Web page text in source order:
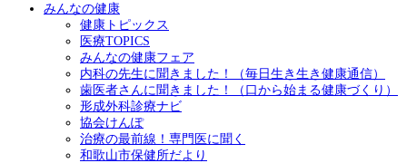
みんなの健康
健康トピックス
医療TOPICS
みんなの健康フェア
内科の先生に聞きました！（毎日生き生き健康通信）
歯医者さんに聞きました！（口から始まる健康づくり）
形成外科診療ナビ
協会けんぽ
治療の最前線！専門医に聞く
和歌山市保健所だより